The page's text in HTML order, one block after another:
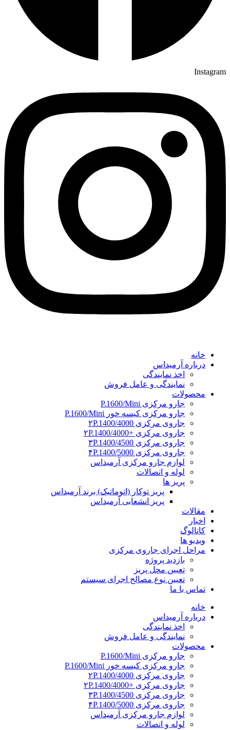
Instagram
خانه
درباره آرمیداس
اخذ نمایندگی
نمایندگی و عامل فروش
محصولات
جارو مرکزی P.1600/Mini
جارو مرکزی کیسه خور P.1600/Mini
جاروی مرکزی ۲P.1400/4000
جاروی مرکزی +۲P.1400/4000
جاروی مرکزی ۳P.1400/4500
جاروی مرکزی ۴P.1400/5000
لوازم جارو مرکزی آرمیداس
لوله و اتصالات
پریز ها
پریز توکار (اتوماتیک) برند آرمیداس
پریز انشعابی آرمیداس
مقالات
اخبار
کاتالوگ
ویدیو ها
مراحل اجرای جاروی مرکزی
بازدید پروژه
تعیین محل پریز
تعیین نوع مصالح اجرای سیستم
تماس با ما
خانه
درباره آرمیداس
اخذ نمایندگی
نمایندگی و عامل فروش
محصولات
جارو مرکزی P.1600/Mini
جارو مرکزی کیسه خور P.1600/Mini
جاروی مرکزی ۲P.1400/4000
جاروی مرکزی +۲P.1400/4000
جاروی مرکزی ۳P.1400/4500
جاروی مرکزی ۴P.1400/5000
لوازم جارو مرکزی آرمیداس
لوله و اتصالات